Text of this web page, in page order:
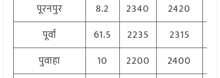
पूरनपुर
8.2 2340 2420
पूर्वा
61.5 2235 2315
पुवाहा
10 2200 2400